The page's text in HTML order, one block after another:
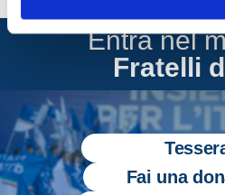
Entra nel
Fratelli
Fai una